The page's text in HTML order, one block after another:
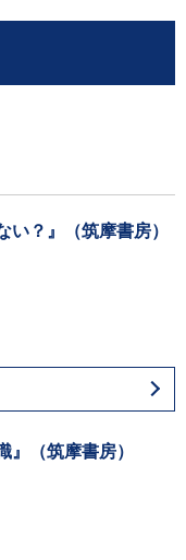
い？』（筑摩書房）
』（筑摩書房）